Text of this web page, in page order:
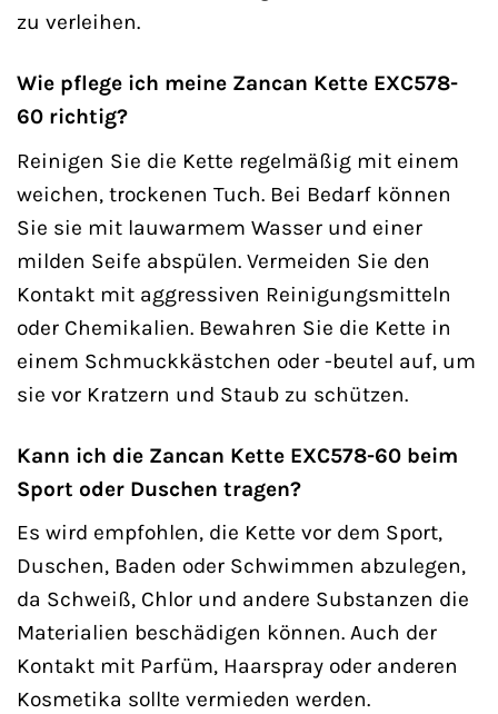
zu verleihen.
Wie pflege ich meine Zancan Kette EXC578-
60 richtig?
Reinigen Sie die Kette regelmäßig mit einem
weichen, trockenen Tuch. Bei Bedarf können
Sie sie mit lauwarmem Wasser und einer
milden Seife abspülen. Vermeiden Sie den
Kontakt mit aggressiven Reinigungsmitteln
oder Chemikalien. Bewahren Sie die Kette in
einem Schmuckkästchen oder -beutel auf, um
sie vor Kratzern und Staub zu schützen.
Kann ich die Zancan Kette EXC578-60 beim
Sport oder Duschen tragen?
Es wird empfohlen, die Kette vor dem Sport,
Duschen, Baden oder Schwimmen abzulegen,
da Schweiß, Chlor und andere Substanzen die
Materialien beschädigen können. Auch der
Kontakt mit Parfüm, Haarspray oder anderen
Kosmetika sollte vermieden werden.